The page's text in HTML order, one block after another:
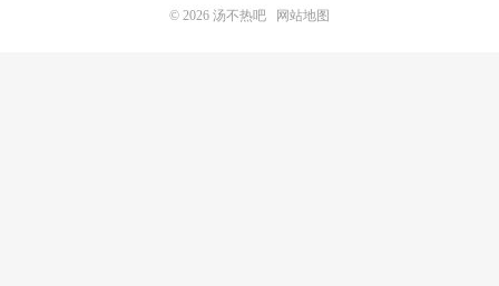
© 2026 汤不热吧 网站地图